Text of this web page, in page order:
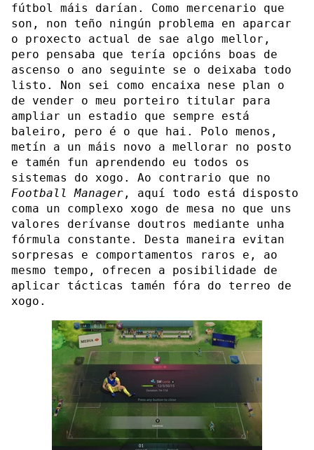
fútbol máis darían. Como mercenario que
son, non teño ningún problema en aparcar
o proxecto actual de sae algo mellor,
pero pensaba que tería opcións boas de
ascenso o ano seguinte se o deixaba todo
listo. Non sei como encaixa nese plan o
de vender o meu porteiro titular para
ampliar un estadio que sempre está
baleiro, pero é o que hai. Polo menos,
metín a un máis novo a mellorar no posto
e tamén fun aprendendo eu todos os
sistemas do xogo. Ao contrario que no
Football Manager , aquí todo está disposto
coma un complexo xogo de mesa no que uns
valores derívanse doutros mediante unha
fórmula constante. Desta maneira evitan
sorpresas e comportamentos raros e, ao
mesmo tempo, ofrecen a posibilidade de
aplicar tácticas tamén fóra do terreo de
xogo.